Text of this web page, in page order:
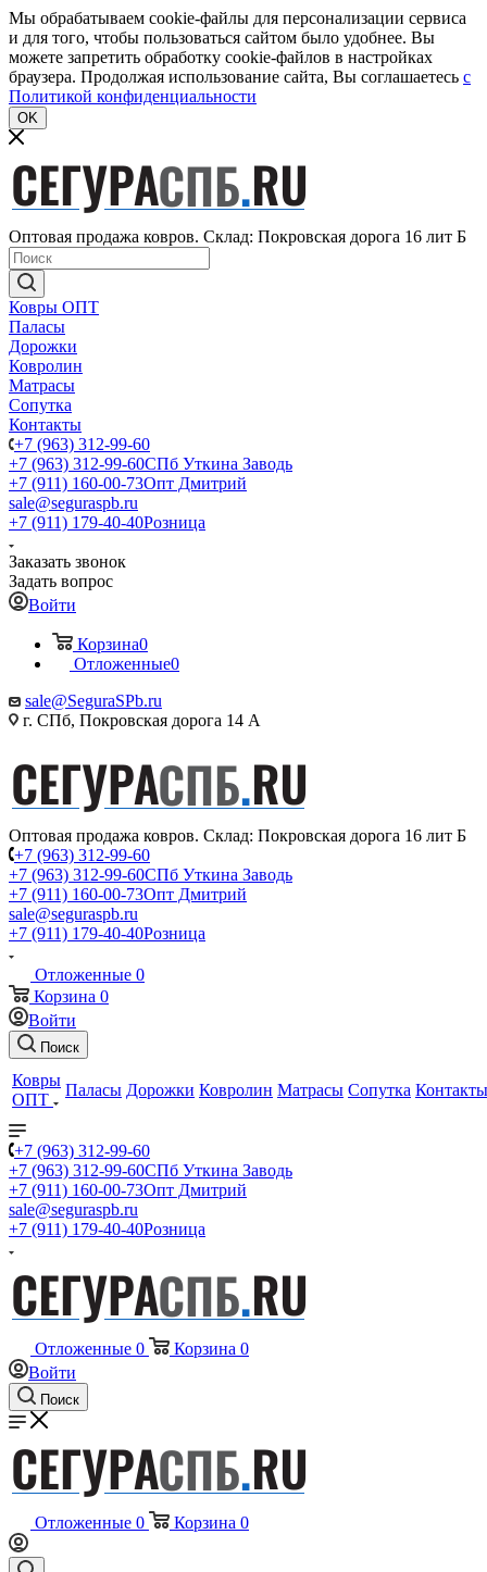
Мы обрабатываем cookie-файлы для персонализации сервиса
и для того, чтобы пользоваться сайтом было удобнее. Вы
можете запретить обработку cookie-файлов в настройках
браузера. Продолжая использование сайта, Вы соглашаетесь c
Политикой конфиденциальности
OK
Оптовая продажа ковров. Склад: Покровская дорога 16 лит Б
Ковры ОПТ
Паласы
Дорожки
Ковролин
Матрасы
Сопутка
Контакты
+7 (963) 312-99-60
+7 (963) 312-99-60СПб Уткина Заводь
+7 (911) 160-00-73Опт Дмитрий
sale@seguraspb.ru
+7 (911) 179-40-40Розница
Заказать звонок
Задать вопрос
Войти
Корзина0
Отложенные0
sale@SeguraSPb.ru
г. СПб, Покровская дорога 14 А
Оптовая продажа ковров. Склад: Покровская дорога 16 лит Б
+7 (963) 312-99-60
+7 (963) 312-99-60СПб Уткина Заводь
+7 (911) 160-00-73Опт Дмитрий
sale@seguraspb.ru
+7 (911) 179-40-40Розница
Отложенные 0
Корзина 0
Войти
Поиск
Ковры
ОПТ
Паласы Дорожки Ковролин Матрасы Сопутка Контакты
+7 (963) 312-99-60
+7 (963) 312-99-60СПб Уткина Заводь
+7 (911) 160-00-73Опт Дмитрий
sale@seguraspb.ru
+7 (911) 179-40-40Розница
Отложенные 0 Корзина 0
Войти
Поиск
Отложенные 0 Корзина 0